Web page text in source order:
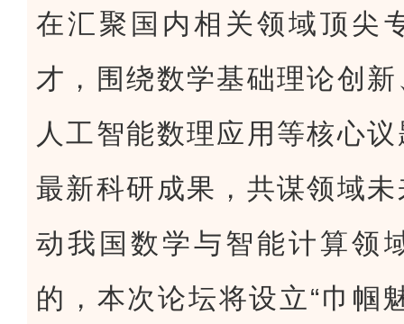
在汇聚国内相关领域顶尖
才，围绕数学基础理论创
人工智能数理应用等核心
最新科研成果，共谋领域
动我国数学与智能计算领
的，本次论坛将设立“巾帼